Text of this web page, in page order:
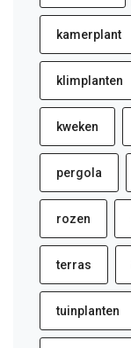
kamerplant
klimplanten
kweken
pergola
rozen
terras
tuinplanten